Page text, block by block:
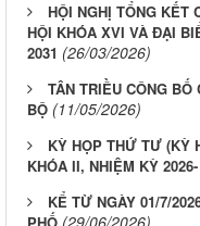
HỘI NGHỊ TỔNG KẾT
HỘI KHÓA XVI VÀ ĐẠI
2031 (26/03/2026)
TÂN TRIỀU CÔNG
BỘ (11/05/2026)
KỲ HỌP THỨ TƯ (KỲ
KHÓA II, NHIỆM KỲ 2026-
KỂ TỪ NGÀY 01/7/
(29/06/2026)